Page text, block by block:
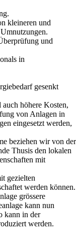
kleineren und
und
in
gesenkt
höhere Kosten,
von Anlagen in
eingesetzt werden,
beziehen wir von der
Thusis den lokalen
mit
gezielten
werden können.
grössere
kann nun
kann in der
werden.